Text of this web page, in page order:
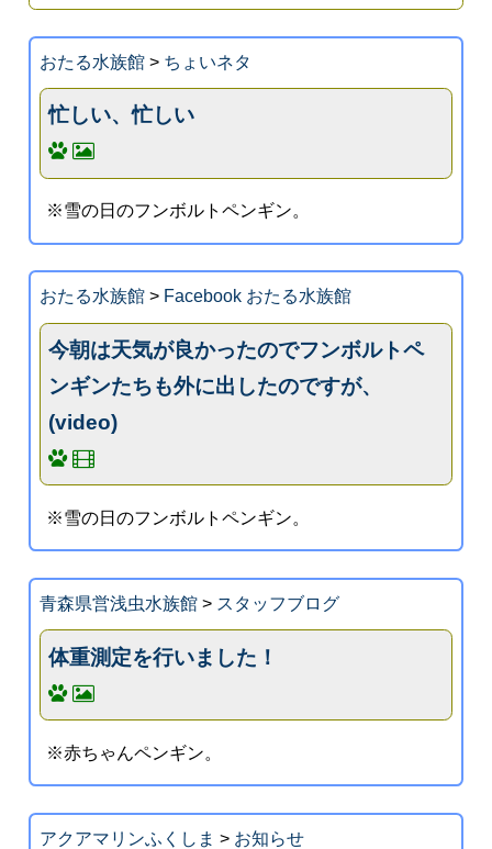
おたる水族館> ちょいネタ
忙しい、忙しい
※雪の日のフンボルトペンギン。
おたる水族館> Facebook おたる水族館
今朝は天気が良かったのでフンボルトペ
ンギンたちも外に出したのですが、
(video)
※雪の日のフンボルトペンギン。
青森県営浅虫水族館> スタッフブログ
体重測定を行いました！
※赤ちゃんペンギン。
アクアマリンふくしま > お知らせ